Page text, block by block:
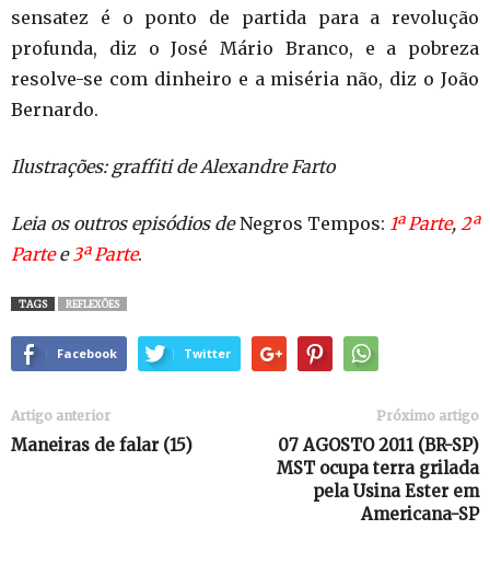
sensatez é o ponto de partida para a revolução
profunda, diz o José Mário Branco, e a pobreza
resolve-se com dinheiro e a miséria não, diz o João
Bernardo.
Ilustrações: graffiti de Alexandre Farto
Leia os outros episódios deNegros Tempos: 1ª Parte,2ª
Partee3ª Parte.
TAGS REFLEXÕES
Facebook Twitter
Artigo anterior
Maneiras de falar (15)
Próximo artigo
07 AGOSTO 2011 (BR-SP)
MST ocupa terra grilada
pela Usina Ester em
Americana-SP